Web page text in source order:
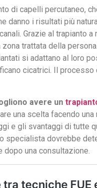
di capelli percutaneo,
danno i risultati più
Grazie al trapianto a
zona trattata della
si adattano al loro
cicatrici. Il processo
avere un
una scelta facendo una
e gli svantaggi di tutte
specialista dovrebbe
dopo una consultazione.